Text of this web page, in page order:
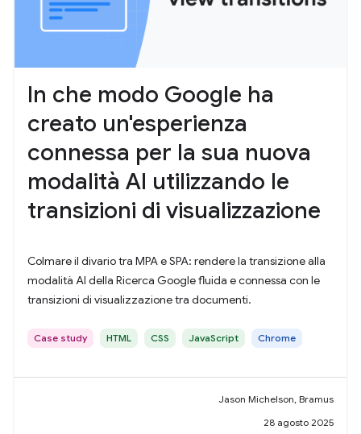
In che modo Google ha
creato un'esperienza
connessa per la sua nuova
modalità AI utilizzando le
transizioni di visualizzazione
Colmare il divario tra MPA e SPA: rendere la transizione alla
modalità AI della Ricerca Google fluida e connessa con le
transizioni di visualizzazione tra documenti.
Case study HTML CSS JavaScript Chrome
Jason Michelson, Bramus
28 agosto 2025